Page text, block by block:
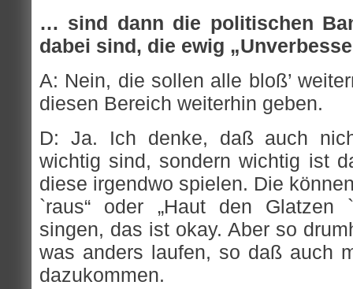
… sind dann die politischen
dabei sind, die ewig
A: Nein, die sollen alle bloß’
diesen Bereich weiterhin geben.
D: Ja. Ich denke, daß auch
wichtig sind, sondern wichtig ist
diese irgendwo spielen. Die
`raus“ oder „Haut den Glatzen
singen, das ist okay. Aber so
was anders laufen, so daß auch
dazukommen.